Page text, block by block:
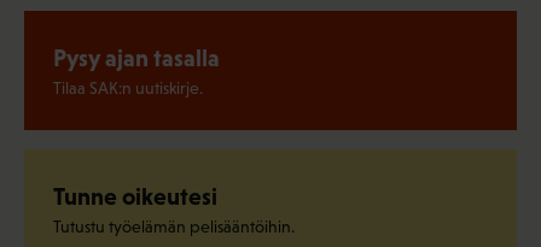
Pysy ajan tasalla
Tilaa SAK:n uutiskirje.
Tunne oikeutesi
Tutustu työelämän pelisääntöihin.